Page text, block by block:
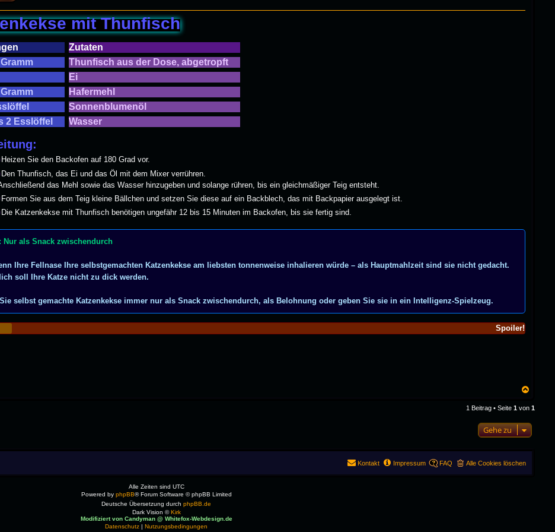
g
mit Thunfisch
Zutaten
Thunfisch aus der Dose, abgetropft
Ei
Hafermehl
Sonnenblumenöl
2 Esslöffel
Wasser
Heizen Sie den Backofen auf 180 Grad vor.
Den Thunfisch, das Ei und das Öl mit dem Mixer verrühren.
das Mehl sowie das Wasser hinzugeben und solange rühren, bis ein gleichmäßiger Teig entsteht.
Formen Sie aus dem Teig kleine Bällchen und setzen Sie diese auf ein Backblech, das mit Backpapier ausgelegt ist.
Die Katzenkekse mit Thunfisch benötigen ungefähr 12 bis 15 Minuten im Backofen, bis sie fertig sind.
Nur als Snack zwischendurch
Ihre Fellnase Ihre selbstgemachten Katzenkekse am liebsten tonnenweise inhalieren würde – als Hauptmahlzeit sind sie nicht gedacht.
soll Ihre Katze nicht zu dick werden.
selbst gemachte Katzenkekse immer nur als Snack zwischendurch, als Belohnung oder geben Sie sie in ein Intelligenz-Spielzeug.
Spoiler!
c
e
1 Beitrag • Seite1 von1
Gehe zu
Alle Cookies löschen
FAQ
Impressum
Kontakt
Alle Zeiten sind UTC
Powered by phpBB® Forum Software © phpBB Limited
Deutsche Übersetzung durchphpBB.de
Dark Vision ©Kirk
Modifiziert von Candyman @ Whitefox-Webdesign.de
Datenschutz |Nutzungsbedingungen